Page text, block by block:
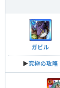
ガビル
▶︎究極の攻略